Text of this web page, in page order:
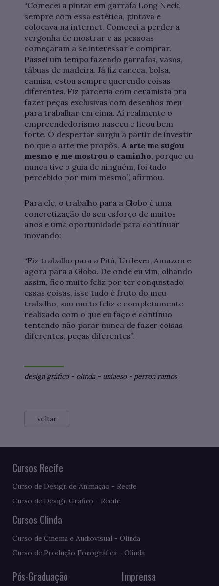
“Comecei a pintar em garrafa Long Neck,
sempre com essa estética, pintava e
colocava na internet. Comecei a perder a
vergonha de mostrar e as pessoas
começaram a se interessar e comprar.
Passei um tempo fazendo garrafas, vasos,
tábuas de madeira. Já fiz caneca, bolsa,
camisa, estou sempre querendo coisas
diferentes. Fiz parceria com ceramista pra
fazer peças exclusivas com desenhos meu
para trabalhar em cima. Aí realmente o
empreendedorismo nasceu e ficou bem
forte. O despertar surgiu a partir de investir
no que a arte me propôs. A arte me sugou
mesmo e me mostrou o caminho, porque eu
nunca tive o guia de ninguém, foi tudo
percebido por mim mesmo”, afirmou.
Para ele, o trabalho para a Globo é uma
concretização do seu esforço de muitos
anos e uma oportunidade para continuar
inovando:
“Fiz trabalho para a Pitú, Unilever, Amazon e
agora para a Globo. De onde eu vim, olhando
assim, fico muito feliz por ter conquistado
essas coisas, isso tudo é fruto do meu
trabalho, sou muito feliz e completamente
realizado com o que eu faço e continuo
tentando não parar nunca de fazer coisas
diferentes, peças diferentes”.
design gráfico- olinda - uniaeso- perron ramos
voltar
Cursos Recife
Curso de Design de Animação - Recife
Curso de Design Gráfico - Recife
Cursos Olinda
Curso de Cinema e Audiovisual - Olinda
Curso de Produção Fonográfica - Olinda
Pós-Graduação Imprensa